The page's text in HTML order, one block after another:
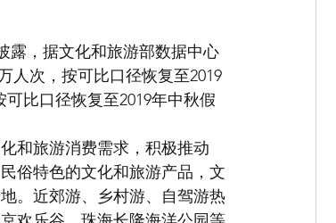
露，据文化和旅游部数据中心
人次，按可比口径恢复至2019
比口径恢复至2019年中秋假
和旅游消费需求，积极推动
俗特色的文化和旅游产品，文
。近郊游、乡村游、自驾游热